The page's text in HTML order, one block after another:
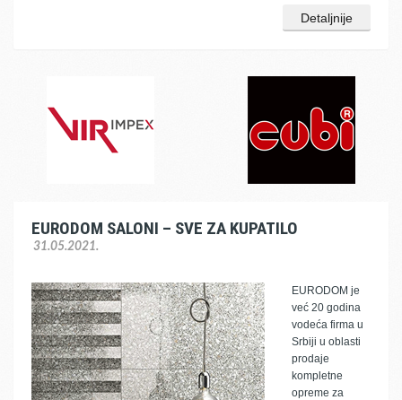
Detaljnije
EURODOM SALONI – SVE ZA KUPATILO
31.05.2021.
EURODOM je
već 20 godina
vodeća firma u
Srbiji u oblasti
prodaje
kompletne
opreme za